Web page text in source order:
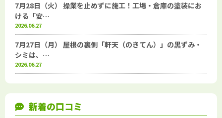
7月28日（火） 操業を止めずに施工！工場・倉庫の塗装にお
ける「安…
2026.06.27
7月27日（月） 屋根の裏側「軒天（のきてん）」の黒ずみ・
シミは、…
2026.06.27
新着の口コミ